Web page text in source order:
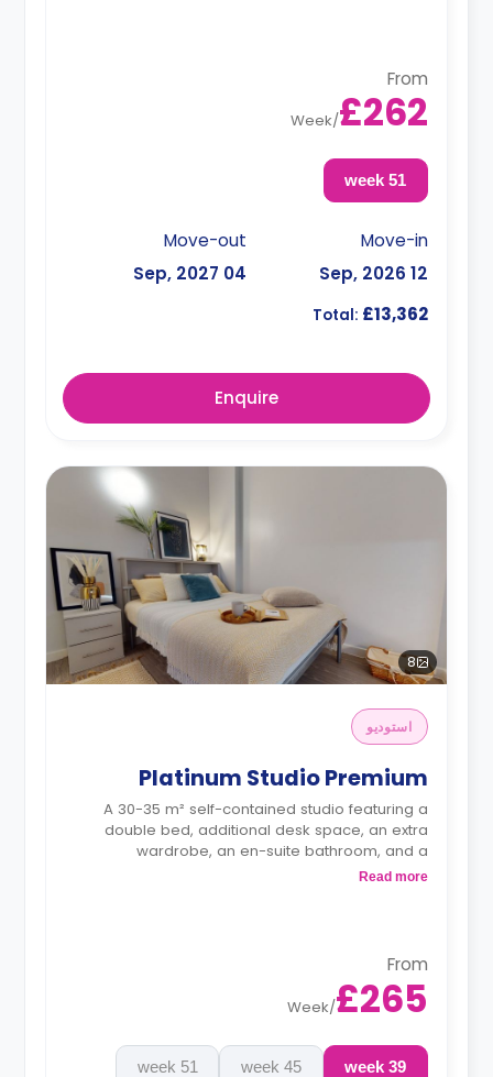
From
£262
/
Week
51 week
Move-in
12 Sep, 2026
Move-out
04 Sep, 2027
Total: £13,362
Enquire
8
استوديو
Platinum Studio Premium
A 30-35 m² self-contained studio featuring a
double bed, additional desk space, an extra
wardrobe, an en-suite bathroom, and a
kitchenette.
Read more
From
£265
/
Week
39 week
45 week
51 week